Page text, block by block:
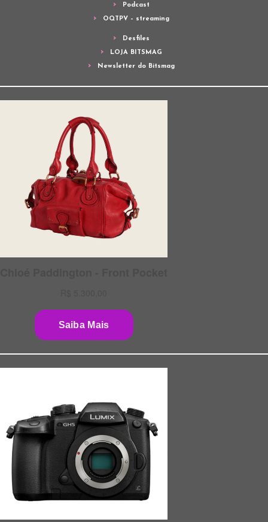
Podcast
OQTPV – streaming
Desfiles
LOJA BITSMAG
Newsletter do Bitsmag